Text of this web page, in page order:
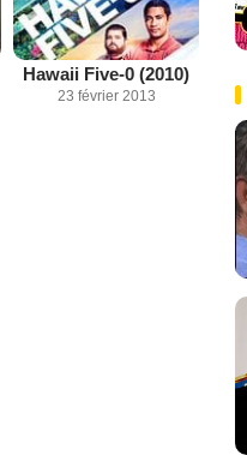
Hawaii Five-0 (2010)
23 février 2013